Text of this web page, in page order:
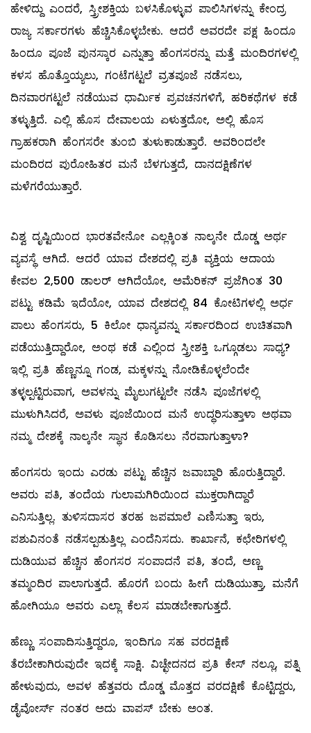
ಹೇಳಿದ್ದು ಎಂದರೆ, ಸ್ತ್ರೀಶಕ್ತಿಯ ಬಳಸಿಕೊಳ್ಳುವ ಪಾಲಿಸಿಗಳನ್ನು ಕೇಂದ್ರ
ರಾಜ್ಯ ಸರ್ಕಾರಗಳು ಹೆಚ್ಚಿಸಿಕೊಳ್ಳಬೇಕು. ಆದರೆ ಅವರದೇ ಪಕ್ಷ ಹಿಂದೂ
ಹಿಂದೂ ಪೂಜೆ ಪುನಸ್ಕಾರ ಎನ್ನುತ್ತಾ ಹೆಂಗಸರನ್ನು ಮತ್ತೆ ಮಂದಿರಗಳಲ್ಲಿ
ಕಳಸ ಹೊತ್ತೊಯ್ಯಲು, ಗಂಟೆಗಟ್ಟಲೆ ವ್ರತಪೂಜೆ ನಡೆಸಲು,
ದಿನವಾರಗಟ್ಟಲೆ ನಡೆಯುವ ಧಾರ್ಮಿಕ ಪ್ರವಚನಗಳಿಗೆ, ಹರಿಕಥೆಗಳ ಕಡೆ
ತಳ್ಳುತ್ತಿದೆ. ಎಲ್ಲಿ ಹೊಸ ದೇವಾಲಯ ಏಳುತ್ತದೋ, ಅಲ್ಲಿ ಹೊಸ
ಗ್ರಾಹಕರಾಗಿ ಹೆಂಗಸರೇ ತುಂಬಿ ತುಳುಕಾಡುತ್ತಾರೆ. ಅವರಿಂದಲೇ
ಮಂದಿರದ ಪುರೋಹಿತರ ಮನೆ ಬೆಳಗುತ್ತದೆ, ದಾನದಕ್ಷಿಣೆಗಳ
ಮಳೆಗರೆಯುತ್ತಾರೆ.
ವಿಶ್ವ ದೃಷ್ಟಿಯಿಂದ ಭಾರತವೇನೋ ಎಲ್ಲಕ್ಕಿಂತ ನಾಲ್ಕನೇ ದೊಡ್ಡ ಅರ್ಥ
ವ್ಯವಸ್ಥೆ ಆಗಿದೆ. ಆದರೆ ಯಾವ ದೇಶದಲ್ಲಿ ಪ್ರತಿ ವ್ಯಕ್ತಿಯ ಆದಾಯ
ಕೇವಲ 2,500 ಡಾಲರ್‌ ಆಗಿದೆಯೋ, ಅಮೆರಿಕನ್‌ ಪ್ರಜೆಗಿಂತ 30
ಪಟ್ಟು ಕಡಿಮೆ ಇದೆಯೋ, ಯಾವ ದೇಶದಲ್ಲಿ 84 ಕೋಟಿಗಳಲ್ಲಿ ಅರ್ಧ
ಪಾಲು ಹೆಂಗಸರು, 5 ಕಿಲೋ ಧಾನ್ಯವನ್ನು ಸರ್ಕಾರದಿಂದ ಉಚಿತವಾಗಿ
ಪಡೆಯುತ್ತಿದ್ದಾರೋ, ಅಂಥ ಕಡೆ ಎಲ್ಲಿಂದ ಸ್ತ್ರೀಶಕ್ತಿ ಒಗ್ಗೂಡಲು ಸಾಧ್ಯ?
ಇಲ್ಲಿ ಪ್ರತಿ ಹೆಣ್ಣನ್ನೂ ಗಂಡ, ಮಕ್ಕಳನ್ನು ನೋಡಿಕೊಳ್ಳಲೆಂದೇ
ತಳ್ಳಲ್ಪಟ್ಟಿರುವಾಗ, ಅವಳನ್ನು ಮೈಲುಗಟ್ಟಲೇ ನಡೆಸಿ ಪೂಜೆಗಳಲ್ಲಿ
ಮುಳುಗಿಸಿದರೆ, ಅವಳು ಪೂಜೆಯಿಂದ ಮನೆ ಉದ್ಧರಿಸುತ್ತಾಳಾ ಅಥವಾ
ನಮ್ಮ ದೇಶಕ್ಕೆ ನಾಲ್ಕನೇ ಸ್ಥಾನ ಕೊಡಿಸಲು ನೆರವಾಗುತ್ತಾಳಾ?
ಹೆಂಗಸರು ಇಂದು ಎರಡು ಪಟ್ಟು ಹೆಚ್ಚಿನ ಜವಾಬ್ದಾರಿ ಹೊರುತ್ತಿದ್ದಾರೆ.
ಅವರು ಪತಿ, ತಂದೆಯ ಗುಲಾಮಗಿರಿಯಿಂದ ಮುಕ್ತರಾಗಿದ್ದಾರೆ
ಎನಿಸುತ್ತಿಲ್ಲ. ತುಳಿಸದಾಸರ ತರಹ ಜಪಮಾಲೆ ಎಣಿಸುತ್ತಾ ಇರು,
ಪಶುವಿನಂತೆ ನಡೆಸಲ್ಪಡುತ್ತಿಲ್ಲ ಎಂದೆನಿಸದು. ಕಾರ್ಖಾನೆ, ಕಛೇರಿಗಳಲ್ಲಿ
ದುಡಿಯುವ ಹೆಚ್ಚಿನ ಹೆಂಗಸರ ಸಂಪಾದನೆ ಪತಿ, ತಂದೆ, ಅಣ್ಣ
ತಮ್ಮಂದಿರ ಪಾಲಾಗುತ್ತದೆ. ಹೊರಗೆ ಬಂದು ಹೀಗೆ ದುಡಿಯುತ್ತಾ, ಮನೆಗೆ
ಹೋಗಿಯೂ ಅವರು ಎಲ್ಲಾ ಕೆಲಸ ಮಾಡಬೇಕಾಗುತ್ತದೆ.
ಹೆಣ್ಣು ಸಂಪಾದಿಸುತ್ತಿದ್ದರೂ, ಇಂದಿಗೂ ಸಹ ವರದಕ್ಷಿಣೆ
ತೆರಬೇಕಾಗಿರುವುದೇ ಇದಕ್ಕೆ ಸಾಕ್ಷಿ. ವಿಚ್ಛೇದನದ ಪ್ರತಿ ಕೇಸ್‌ ನಲ್ಲೂ, ಪತ್ನಿ
ಹೇಳುವುದು, ಅವಳ ಹೆತ್ತವರು ದೊಡ್ಡ ಮೊತ್ತದ ವರದಕ್ಷಿಣೆ ಕೊಟ್ಟಿದ್ದರು,
ಡೈವೋರ್ಸ್‌ ನಂತರ ಅದು ವಾಪಸ್‌ ಬೇಕು ಅಂತ.